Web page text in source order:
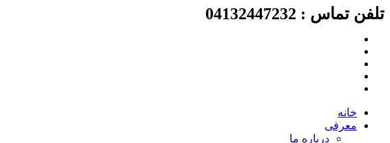
پرش
محتوا
تلفن تماس : 04132447232
خانه
معرفی
درباره ما